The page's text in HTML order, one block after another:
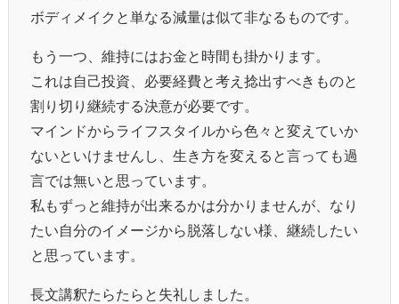
ボディメイクと単なる減量は似て非なるものです。
もう一つ、維持にはお金と時間も掛かります。
これは自己投資、必要経費と考え捻出すべきものと
割り切り継続する決意が必要です。
マインドからライフスタイルから色々と変えていか
ないといけませんし、生き方を変えると言っても過
言では無いと思っています。
私もずっと維持が出来るかは分かりませんが、なり
たい自分のイメージから脱落しない様、継続したい
と思っています。
長文講釈たらたらと失礼しました。